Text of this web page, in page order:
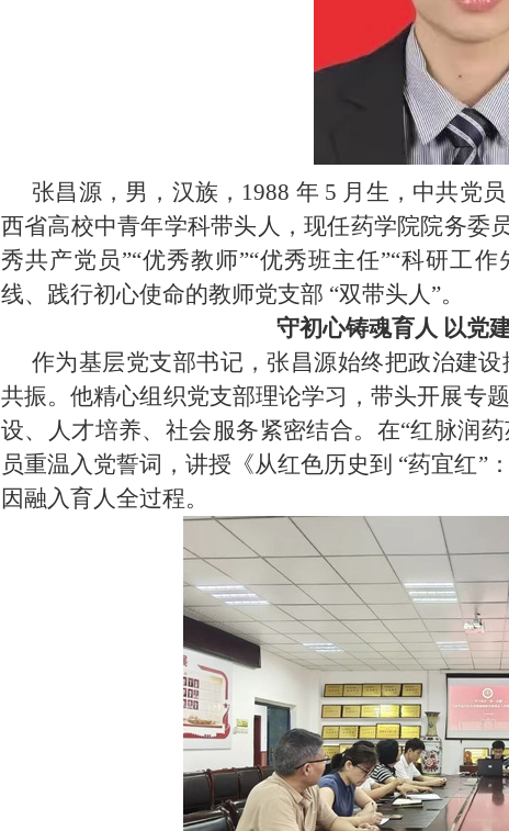
张昌源，男，汉族， 1988 年 5 月生，中共党
西省高校中青年学科带头人，现任药学院院务委
秀共产党员”“优秀教师”“优秀班主任”“科研工
线、践行初心使命的教师党支部 “双带头人”。
守初心铸魂育人 以党
作为基层党支部书记，张昌源始终把政治建
共振。他精心组织党支部理论学习，带头开展专
设、人才培养、社会服务紧密结合。在“红脉润
员重温入党誓词，讲授《从红色历史到 “药宜红”
因融入育人全过程。